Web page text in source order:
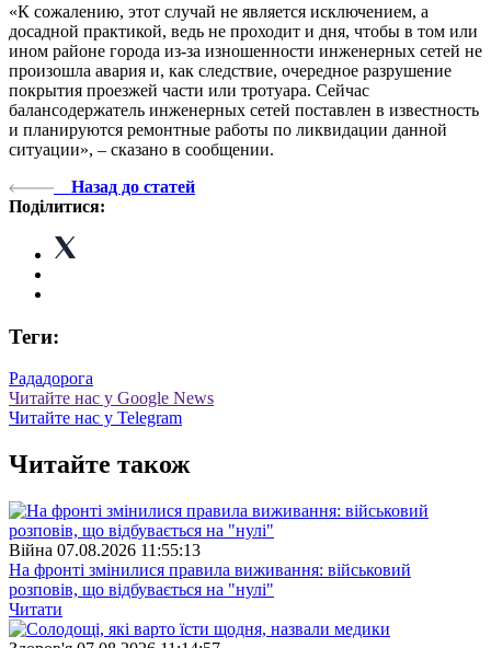
«К сожалению, этот случай не является исключением, а
досадной практикой, ведь не проходит и дня, чтобы в том или
ином районе города из-за изношенности инженерных сетей не
произошла авария и, как следствие, очередное разрушение
покрытия проезжей части или тротуара. Сейчас
балансодержатель инженерных сетей поставлен в известность
и планируются ремонтные работы по ликвидации данной
ситуации», – сказано в сообщении.
Назад до статей
Поділитися:
Теги:
Рададорога
Читайте нас у Google News
Читайте нас у Telegram
Читайте також
Війна 07.08.2026 11:55:13
На фронті змінилися правила виживання: військовий
розповів, що відбувається на "нулі"
Читати